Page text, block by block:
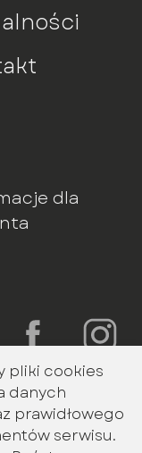
dla
pliki cookies
danych
prawidłowego
serwisu.